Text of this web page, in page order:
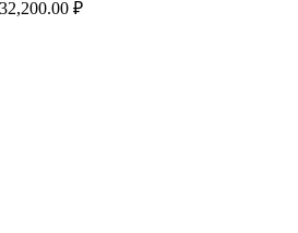
32,200.00₽